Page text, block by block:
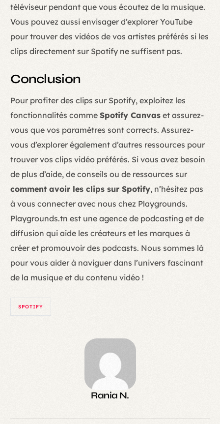
téléviseur pendant que vous écoutez de la musique.
Vous pouvez aussi envisager d’explorer YouTube
pour trouver des vidéos de vos artistes préférés si les
clips directement sur Spotify ne suffisent pas.
Conclusion
Pour profiter des clips sur Spotify, exploitez les
fonctionnalités commeSpotify Canvas et assurez-
vous que vos paramètres sont corrects. Assurez-
vous d’explorer également d’autres ressources pour
trouver vos clips vidéo préférés. Si vous avez besoin
de plus d’aide, de conseils ou de ressources sur
comment avoir les clips sur Spotify, n’hésitez pas
à vous connecter avec nous chez Playgrounds.
Playgrounds.tn est une agence de podcasting et de
diffusion qui aide les créateurs et les marques à
créer et promouvoir des podcasts. Nous sommes là
pour vous aider à naviguer dans l’univers fascinant
de la musique et du contenu vidéo !
SPOTIFY
Rania N.